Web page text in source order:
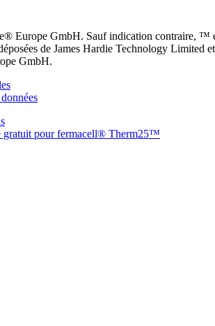
Europe GmbH. Sauf indication contraire, ™
de James Hardie Technology Limited et
GmbH.
gratuit pour fermacell® Therm25™